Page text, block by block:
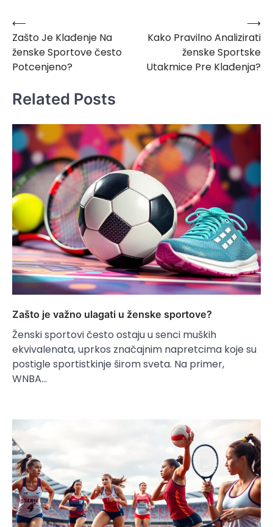
Post
navigation
⟵
Zašto Je Klađenje Na
ženske Sportove često
Potcenjeno?
Kako Pravilno Analizirati
ženske Sportske
Utakmice Pre Klađenja?
⟶
Related Posts
Zašto je važno ulagati u ženske sportove?
Ženski sportovi često ostaju u senci muških
ekvivalenata, uprkos značajnim napretcima koje su
postigle sportistkinje širom sveta. Na primer,
WNBA…